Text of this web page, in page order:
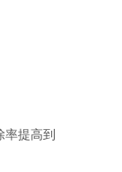
提高到